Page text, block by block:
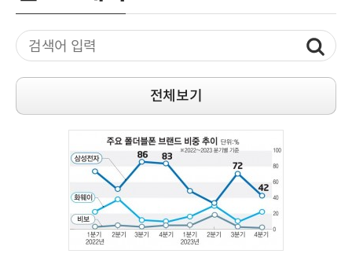
전체보기